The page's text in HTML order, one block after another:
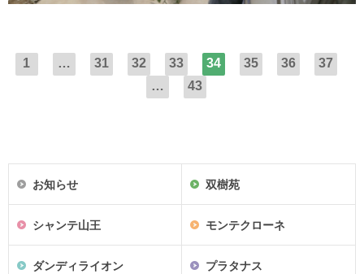
1 … 31 32 33 34 35 36
37
…
43
お知らせ 双樹苑
シャンテ山王 モンテクローネ
ダンディライオン プラタナス